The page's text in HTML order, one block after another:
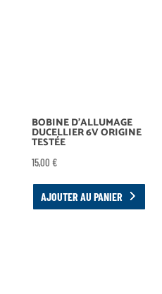
BOBINE D’ALLUMAGE
DUCELLIER 6V ORIGINE
TESTÉE
15,00 €
AJOUTER AU PANIER